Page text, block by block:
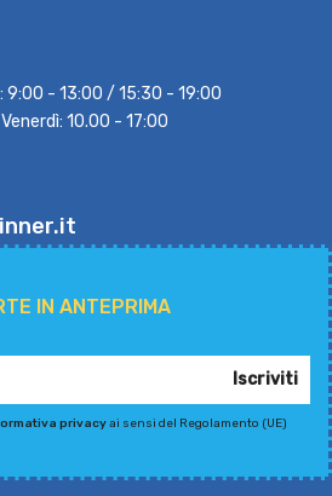
9:00 - 13:00 / 15:30 - 19:00
10.00 - 17:00
IN ANTEPRIMA
Iscriviti
privacyai sensi del Regolamento (UE)